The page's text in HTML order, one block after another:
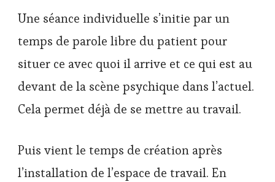
Une séance individuelle s’initie par un
temps de parole libre du patient pour
situer ce avec quoi il arrive et ce qui est au
devant de la scène psychique dans l’actuel.
Cela permet déjà de se mettre au travail.
Puis vient le temps de création après
l’installation de l’espace de travail. En